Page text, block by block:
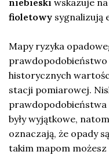
niebieski wskazuje na
fioletowy sygnalizują
Mapy ryzyka
historycznych
stacji pomiarowej.
prawdopodobieństwa
były wyjątkowe,
oznaczają, że opady
takim mapom